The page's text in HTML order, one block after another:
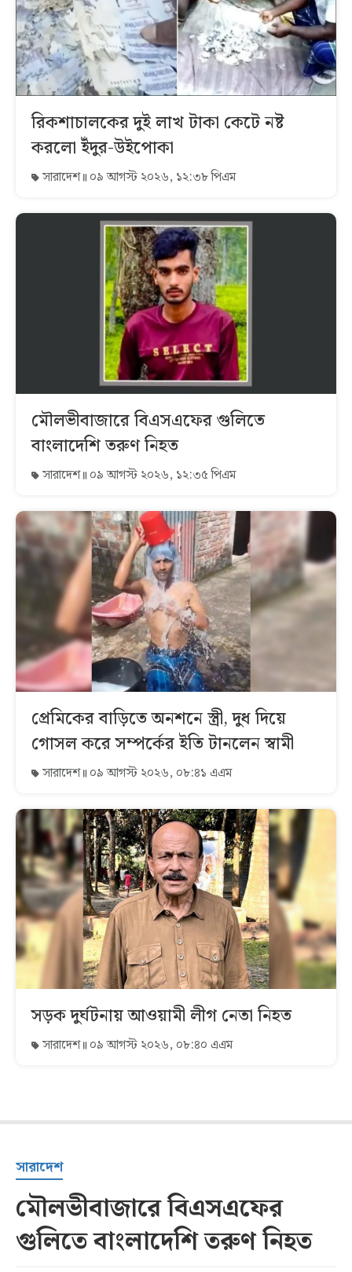
রিকশাচালকের দুই লাখ টাকা কেটে নষ্ট
করলো ইঁদুর-উইপোকা
সারাদেশ ০৯ আগস্ট ২০২৬, ১২:৩৮ পিএম
মৌলভীবাজারে বিএসএফের গুলিতে
বাংলাদেশি তরুণ নিহত
সারাদেশ ০৯ আগস্ট ২০২৬, ১২:৩৫ পিএম
প্রেমিকের বাড়িতে অনশনে স্ত্রী, দুধ দিয়ে
গোসল করে সম্পর্কের ইতি টানলেন স্বামী
সারাদেশ ০৯ আগস্ট ২০২৬, ০৮:৪১ এএম
সড়ক দুর্ঘটনায় আওয়ামী লীগ নেতা নিহত
সারাদেশ ০৯ আগস্ট ২০২৬, ০৮:৪০ এএম
সারাদেশ
মৌলভীবাজারে বিএসএফের
গুলিতে বাংলাদেশি তরুণ নিহত